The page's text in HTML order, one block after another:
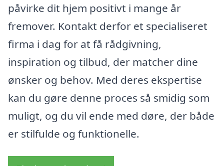
påvirke dit hjem positivt i mange år
fremover. Kontakt derfor et specialiseret
firma i dag for at få rådgivning,
inspiration og tilbud, der matcher dine
ønsker og behov. Med deres ekspertise
kan du gøre denne proces så smidig som
muligt, og du vil ende med døre, der både
er stilfulde og funktionelle.